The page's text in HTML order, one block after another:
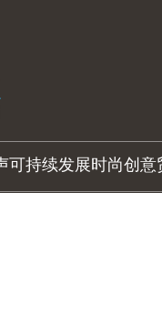
可持续发展时尚创意